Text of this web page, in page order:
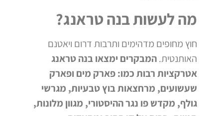
מה לעשות בנה טראנג?
חוץ מחופים מדהימים ותרבות דרום ויאטנם
האותנטית.המבקרים ימצאו בנה טראנג
אטרקציות רבות כמו: פארק מים ופארק
שעשועים, מרחצאות בוץ טבעיות, מגרשי
גולף, מקדש פו נגר ההיסטורי, מגוון מלונות,